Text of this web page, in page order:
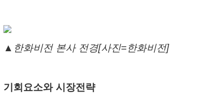
▲한화비전 본사 전경[사진=한화비전]
기회요소와 시장전략